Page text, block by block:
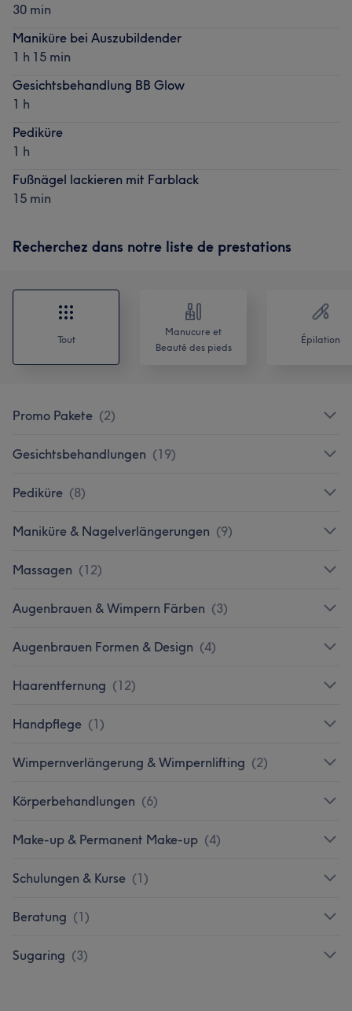
30 min
Maniküre bei Auszubildender
1 h 15 min
Gesichtsbehandlung BB Glow
1 h
Pediküre
1 h
Fußnägel lackieren mit Farblack
15 min
Recherchez dans notre liste de prestations
Tout
Manucure et
Beauté des pieds
Épilation
Promo Pakete (2)
Gesichtsbehandlungen (19)
Pediküre (8)
Maniküre & Nagelverlängerungen (9)
Massagen (12)
Augenbrauen & Wimpern Färben (3)
Augenbrauen Formen & Design (4)
Haarentfernung (12)
Handpflege (1)
Wimpernverlängerung & Wimpernlifting (2)
Körperbehandlungen (6)
Make-up & Permanent Make-up (4)
Schulungen & Kurse (1)
Beratung (1)
Sugaring (3)